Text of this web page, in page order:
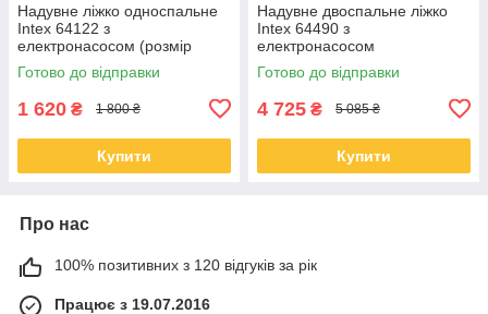
Надувне ліжко односпальне
Intex 64122 з
електронасосом (розмір
191x91x42 см)
Готово до відправки
1 620 ₴ 1 800 ₴
Купити
Надувне двоспальне ліжко
Intex 64490 з
електронасосом
(203×152×51 см)
Готово до відправки
4 725 ₴ 5 085 ₴
Купити
Про нас
100% позитивних з 120 відгуків за рік
Працює з 19.07.2016